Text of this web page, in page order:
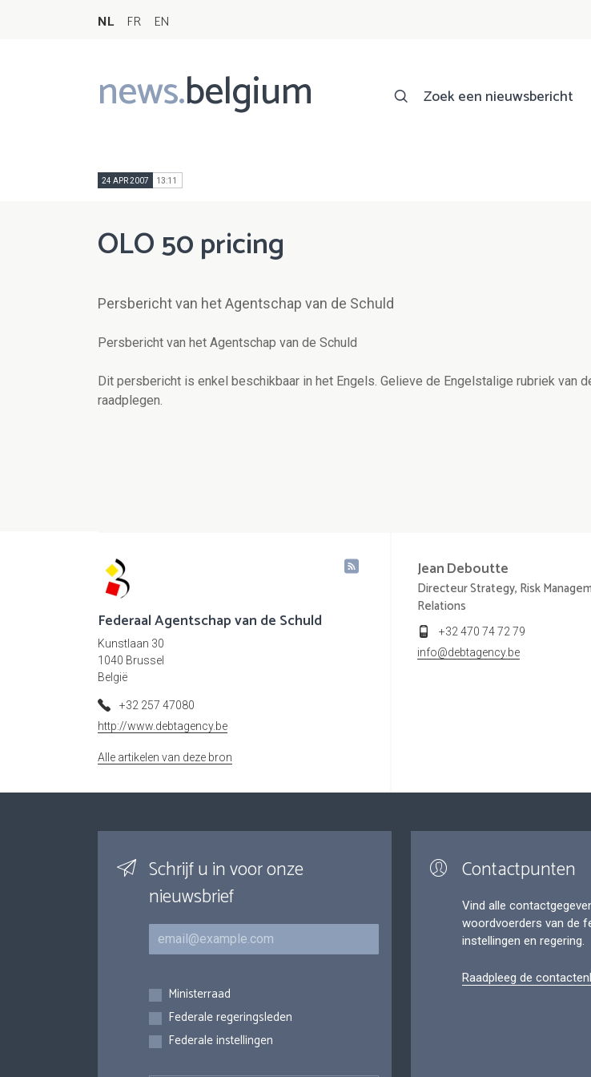
NL FR EN
news.belgium
Main
navigation
Zoek een nieuwsbericht
24 APR 2007 13:11
OLO 50 pricing
Persbericht van het Agentschap van de Schuld
Persbericht van het Agentschap van de Schuld
Dit persbericht is enkel beschikbaar in het Engels. Gelieve de Engelstalige rubriek van
raadplegen.
Federaal Agentschap van de Schuld
Kunstlaan 30
1040 Brussel
België
+32 257 47080
http://www.debtagency.be
Alle artikelen van deze bron
JeanDeboutte
Directeur Strategy, Risk
Relations
+32 470 74 72 79
info@debtagency.be
Schrijf u in voor onze
nieuwsbrief
E-mail
Inschrijvingen
Ministerraad
Federale regeringsleden
Federale instellingen
Contactpunten
Vind alle
woordvoerders van de
instellingen en regering.
Raadpleeg de